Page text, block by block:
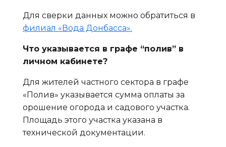
Для сверки данных можно обратиться в
филиал «Вода Донбасса».
Что указывается в графе “полив” в
личном кабинете?
Для жителей частного сектора в графе
«Полив» указывается сумма оплаты за
орошение огорода и садового участка.
Площадь этого участка указана в
технической документации.